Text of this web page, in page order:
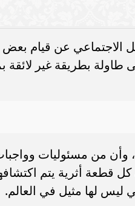
الاجتماعي عن قيام بعض
بطريقة غير لائقة
وأن من مسئوليات
قطعة أثرية يتم
ليس لها مثيل في العالم.
شقير: ارتفاع استثمارات البنوك